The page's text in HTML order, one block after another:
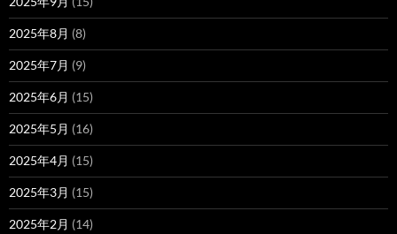
2025年8月 (8)
2025年7月 (9)
2025年6月 (15)
2025年5月 (16)
2025年4月 (15)
2025年3月 (15)
2025年2月 (14)